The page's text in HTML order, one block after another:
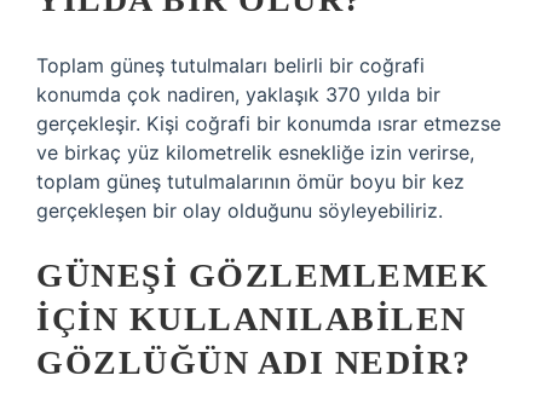
Toplam güneş tutulmaları belirli bir coğrafi
konumda çok nadiren, yaklaşık 370 yılda bir
gerçekleşir. Kişi coğrafi bir konumda ısrar etmezse
ve birkaç yüz kilometrelik esnekliğe izin verirse,
toplam güneş tutulmalarının ömür boyu bir kez
gerçekleşen bir olay olduğunu söyleyebiliriz.
GÜNEŞI GÖZLEMLEMEK
IÇIN KULLANILABILEN
GÖZLÜĞÜN ADI NEDIR?